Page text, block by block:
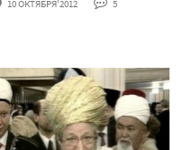
10 ОКТЯБРЯ'2012 5